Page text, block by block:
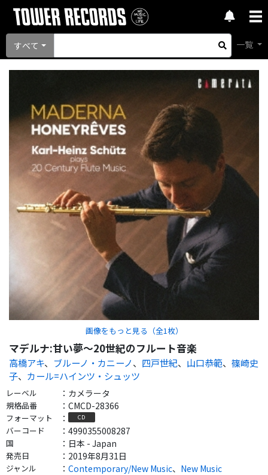
すべて 一覧
画像をもっと見る（全1 枚）
マデルナ:甘い夢～20世紀のフルート音楽
高橋アキ、 ブルーノ・カニーノ、 四戸世紀、 山口恭範、 篠崎史
子、 カール=ハインツ・シュッツ
レーベル ： カメラータ
規格品番 ： CMCD-28366
フォーマット ： CD
バーコード ： 4990355008287
国 ： 日本 - Japan
発売日 ： 2019年8月31日
ジャンル ： Contemporary/New Music、 New Music